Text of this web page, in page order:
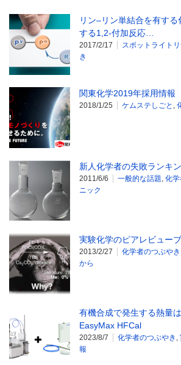
リン–リン単結合を有す
する1,2-付加反応…
2017/2/17 スポットライト
き
関東化学2019年採用情報
2018/1/25 ケムステしごと
新人化学者の失敗ランキ
2011/6/6 一般的な話題 化学
ニック
実験化学のピアレビュー
2013/2/27 化学者のつぶやき
から
有機合成で発生する熱量
EasyMax HFCal
2023/8/7 化学者のつぶやき
報